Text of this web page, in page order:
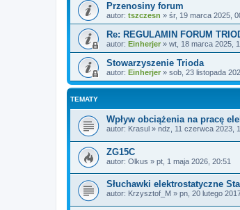
Przenosiny forum
autor: tszczesn » śr, 19 marca 2025,
Re: REGULAMIN FORUM
autor: Einherjer » wt, 18 marca 2025,
Stowarzyszenie Trioda
autor: Einherjer » sob, 23 listopada
TEMATY
Wpływ obciążenia na pracę
autor: Krasul » ndz, 11 czerwca 2023,
ZG15C
autor: Olkus » pt, 1 maja 2026, 20:51
Słuchawki elektrostatyczne
autor: Krzysztof_M » pn, 20 lutego